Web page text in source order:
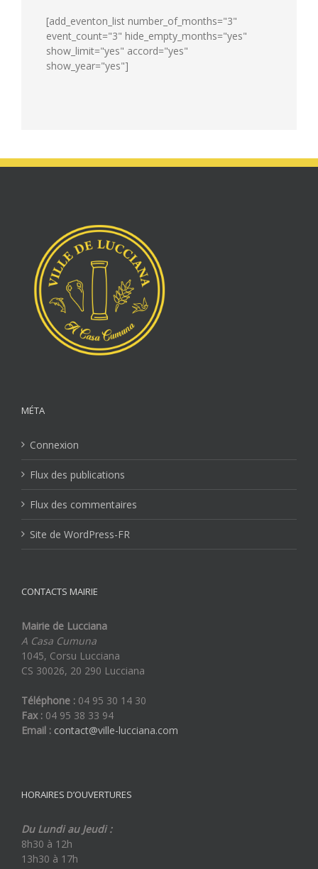
[add_eventon_list number_of_months="3"
event_count="3" hide_empty_months="yes"
show_limit="yes" accord="yes"
show_year="yes"]
MÉTA
Connexion
Flux des publications
Flux des commentaires
Site de WordPress-FR
CONTACTS MAIRIE
Mairie de Lucciana
A Casa Cumuna
1045, Corsu Lucciana
CS 30026, 20 290 Lucciana
Téléphone : 04 95 30 14 30
Fax : 04 95 38 33 94
Email : contact@ville-lucciana.com
HORAIRES D’OUVERTURES
Du Lundi au Jeudi :
8h30 à 12h
13h30 à 17h